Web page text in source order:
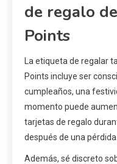
de regalo
Points
La etiqueta de regalar
Points incluye ser
cumpleaños, una
momento puede
tarjetas de regalo
después de una
Además, sé discreto